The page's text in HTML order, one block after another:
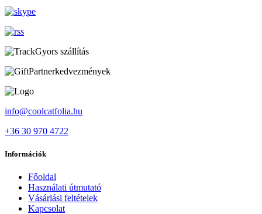
Gyors szállítás
Partnerkedvezmények
info@coolcatfolia.hu
+36 30 970 4722
Információk
Főoldal
Használati útmutató
Vásárlási feltételek
Kapcsolat